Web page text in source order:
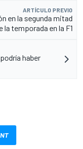
ARTÍCULO PREVIO
en la segunda mitad
la temporada en la F1
haber